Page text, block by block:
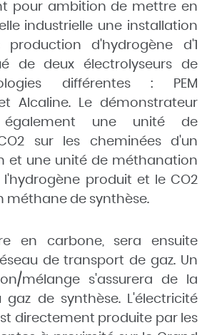
pour ambition de mettre en
industrielle une installation
d'hydrogène d'1
de deux électrolyseurs de
différentes : PEM
Alcaline. Le démonstrateur
également une unité de
sur les cheminées d'un
et une unité de méthanation
produit et le CO2
méthane de synthèse.
en carbone, sera ensuite
de transport de gaz. Un
mélange s'assurera de la
de synthèse. L'électricité
directement produite par les